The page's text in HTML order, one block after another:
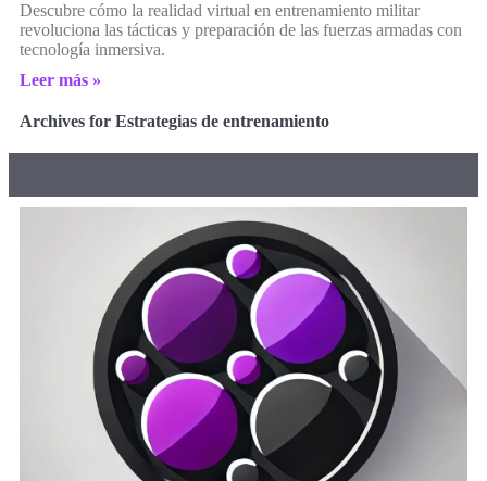
Descubre cómo la realidad virtual en entrenamiento militar
revoluciona las tácticas y preparación de las fuerzas armadas con
tecnología inmersiva.
Leer más »
Archives for Estrategias de entrenamiento